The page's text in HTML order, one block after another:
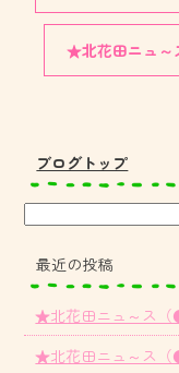
★北花田ニュ～
ブログトップ
最近の投稿
★北花田ニュ～ス（
★北花田ニュ～ス（